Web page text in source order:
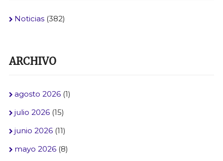
Noticias(382)
ARCHIVO
agosto 2026(1)
julio 2026(15)
junio 2026(11)
mayo 2026(8)